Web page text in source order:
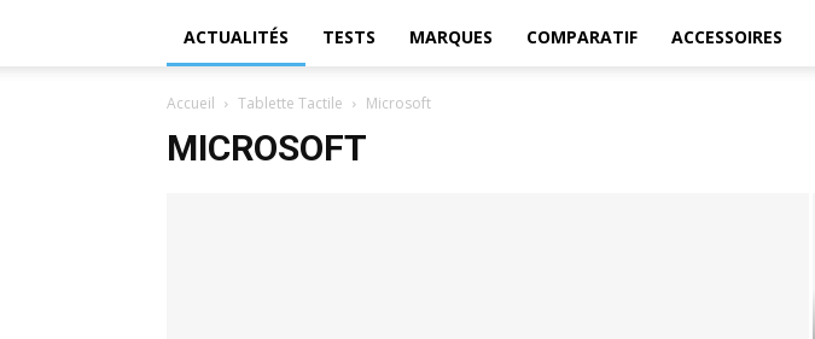
ACTUALITÉS TESTS MARQUES COMPARATIF ACCESSOIRES
Accueil Tablette Tactile Microsoft
MICROSOFT